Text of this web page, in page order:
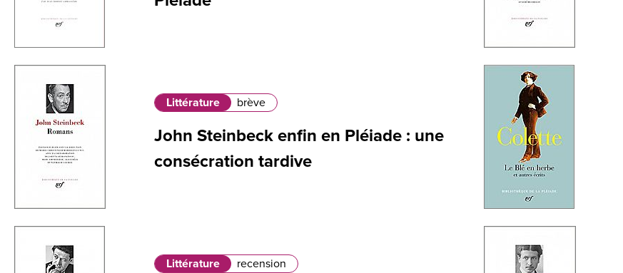
Littérature brève
John Steinbeck enfin en Pléiade : une
consécration tardive
Littérature recension